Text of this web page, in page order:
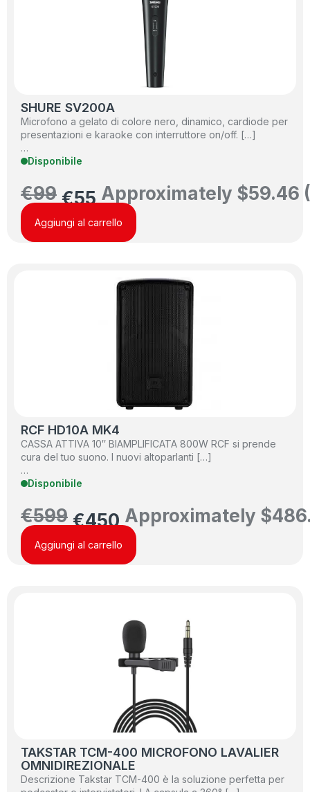
SHURE SV200A
Microfono a gelato di colore nero, dinamico, cardiode per
presentazioni e karaoke con interruttore on/off. […]
…
Disponibile
€99 €55 Approximately $59.46
Aggiungi al carrello
RCF HD10A MK4
CASSA ATTIVA 10″ BIAMPLIFICATA 800W RCF si prende
cura del tuo suono. I nuovi altoparlanti […]
…
Disponibile
€599 €450 Approximately $
Aggiungi al carrello
TAKSTAR TCM-400 MICROFONO LAVALIER
OMNIDIREZIONALE
Descrizione Takstar TCM-400 è la soluzione perfetta per